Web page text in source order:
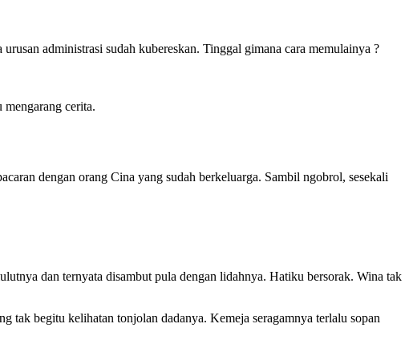
administrasi sudah kubereskan. Tinggal gimana cara memulainya ?
cerita.
dengan orang Cina yang sudah berkeluarga. Sambil ngobrol, sesekali
dan ternyata disambut pula dengan lidahnya. Hatiku bersorak. Wina tak
tak begitu kelihatan tonjolan dadanya. Kemeja seragamnya terlalu sopan